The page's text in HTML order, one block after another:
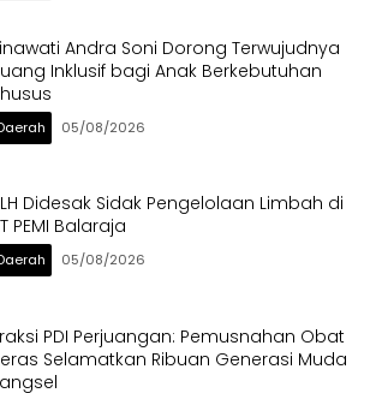
Andra Soni Dorong Terwujudnya
Inklusif bagi Anak Berkebutuhan
05/08/2026
Didesak Sidak Pengelolaan Limbah di
PEMI Balaraja
05/08/2026
PDI Perjuangan: Pemusnahan Obat
Selamatkan Ribuan Generasi Muda